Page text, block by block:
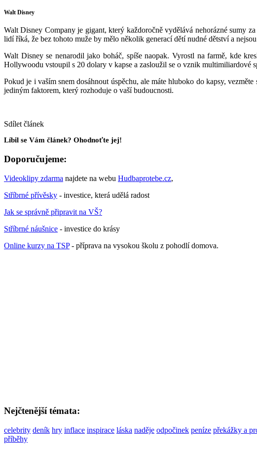
Walt Disney
Walt Disney Company je gigant, který každoročně vydělává nehorázné sumy
lidí říká, že bez tohoto muže by mělo několik generací dětí nudné dětství a
Walt Disney se nenarodil jako boháč, spíše naopak. Vyrostl na farmě, kde
Hollywoodu vstoupil s 20 dolary v kapse a zasloužil se o vznik multimiliardové
Pokud je i vaším snem dosáhnout úspěchu, ale máte hluboko do kapsy,
jediným faktorem, který rozhoduje o vaší budoucnosti.
Sdílet článek
Líbil se Vám článek? Ohodnoťte jej!
Doporučujeme:
Videoklipy zdarma najdete na webu Hudbaprotebe.cz,
Stříbrné přívěsky - investice, která udělá radost
Jak se správně připravit na VŠ?
Stříbrné náušnice - investice do krásy
Online kurzy na TSP- příprava na vysokou školu z pohodlí domova.
Nejčtenější témata:
celebrity deník hry inflace inspirace láska naděje odpočinek peníze překážky a
příběhy